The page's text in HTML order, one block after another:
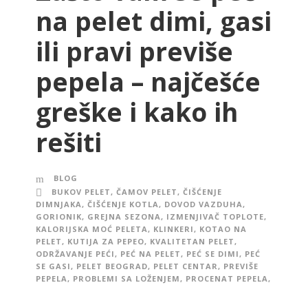
na pelet dimi, gasi
ili pravi previše
pepela – najčešće
greške i kako ih
rešiti
BLOG
BUKOV PELET, ČAMOV PELET, ČIŠĆENJE
DIMNJAKA, ČIŠĆENJE KOTLA, DOVOD VAZDUHA,
GORIONIK, GREJNA SEZONA, IZMENJIVAČ TOPLOTE,
KALORIJSKA MOĆ PELETA, KLINKERI, KOTAO NA
PELET, KUTIJA ZA PEPEO, KVALITETAN PELET,
ODRŽAVANJE PEĆI, PEĆ NA PELET, PEĆ SE DIMI, PEĆ
SE GASI, PELET BEOGRAD, PELET CENTAR, PREVIŠE
PEPELA, PROBLEMI SA LOŽENJEM, PROCENAT PEPELA,